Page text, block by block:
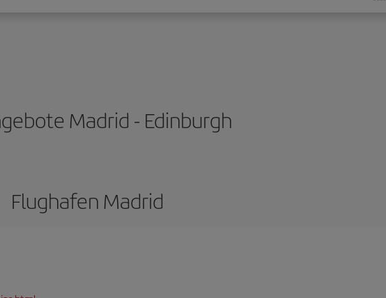
Madrid - Edinburgh
Flughafen Madrid